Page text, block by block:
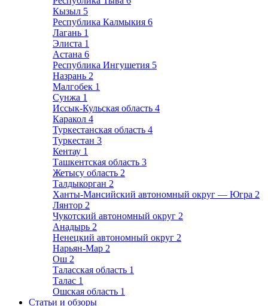
Кызыл 5
Республика Калмыкия 6
Лагань 1
Элиста 1
Астана 6
Республика Ингушетия 5
Назрань 2
Малгобек 1
Сунжа 1
Иссык-Кульская область 4
Каракол 4
Туркестанская область 4
Туркестан 3
Кентау 1
Ташкентская область 3
Жетысу область 2
Талдыкорган 2
Ханты-Мансийский автономный округ — Югра 2
Лянтор 2
Чукотский автономный округ 2
Анадырь 2
Ненецкий автономный округ 2
Нарьян-Мар 2
Ош 2
Таласская область 1
Талас 1
Ошская область 1
Статьи и обзоры